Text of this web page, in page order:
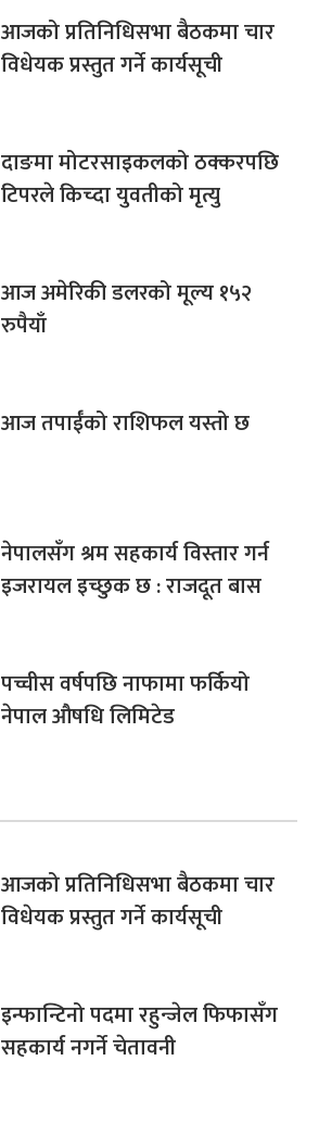
आजको प्रतिनिधिसभा बैठकमा चार
विधेयक प्रस्तुत गर्ने कार्यसूची
दाङमा मोटरसाइकलको ठक्करपछि
टिपरले किच्दा युवतीको मृत्यु
आज अमेरिकी डलरको मूल्य १५२
रुपैयाँ
आज तपाईँको राशिफल यस्तो छ
नेपालसँग श्रम सहकार्य विस्तार गर्न
इजरायल इच्छुक छ : राजदूत बास
पच्चीस वर्षपछि नाफामा फर्कियो
नेपाल औषधि लिमिटेड
आजको प्रतिनिधिसभा बैठकमा चार
विधेयक प्रस्तुत गर्ने कार्यसूची
इन्फान्टिनो पदमा रहुन्जेल फिफासँग
सहकार्य नगर्ने चेतावनी